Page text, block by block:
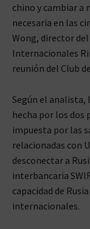
chino y cambiar a
necesaria en las
Wong, director
Internacionales
reunión del Club
Según el analista,
hecha por los dos
impuesta por las
relacionadas con
desconectar a
interbancaria
capacidad de
internacionales.